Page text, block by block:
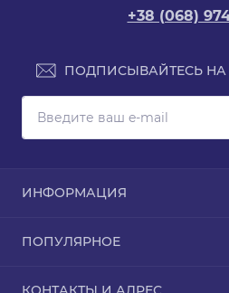
+38 (068)
ПОДПИСЫВАЙТЕСЬ
ИНФОРМАЦИЯ
Про магазин
ПОПУЛЯРНОЕ